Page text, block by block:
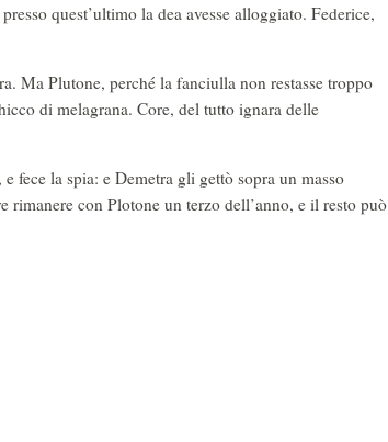
quest’ultimo la dea avesse alloggiato. Federice,
Ma Plutone, perché la fanciulla non restasse troppo
di melagrana. Core, del tutto ignara delle
e fece la spia: e Demetra gli gettò sopra un masso
rimanere con Plotone un terzo dell’anno, e il resto può